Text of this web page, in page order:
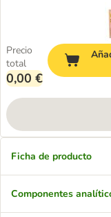
Precio
total
0,00 €
Ficha de producto
Componentes